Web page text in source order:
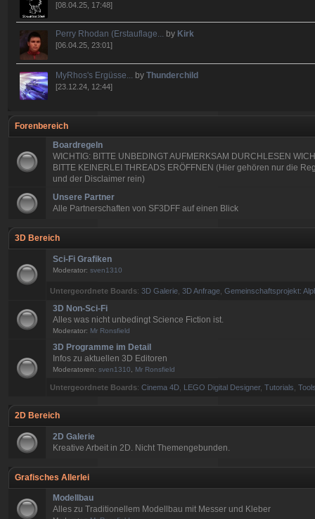
[08.04.25, 17:48]
Perry Rhodan (Erstauflage... by Kirk
[06.04.25, 23:01]
MyRhos's Ergüsse... byThunderchild
[23.12.24, 12:44]
Forenbereich
Boardregeln
WICHTIG: BITTE UNBEDINGT AUFMERKSAM DURCHLESEN
BITTE KEINERLEI THREADS ERÖFFNEN (Hier gehören nur die
und der Disclaimer rein)
Unsere Partner
Alle Partnerschaften von SF3DFF auf einen Blick
3D Bereich
Sci-Fi Grafiken
Moderator: sven1310
Untergeordnete Boards:3D Galerie ,3D Anfrage ,Gemeinschaftsprojekt:
3D Non-Sci-Fi
Alles was nicht unbedingt Science Fiction ist.
Moderator: Mr Ronsfield
3D Programme im Detail
Infos zu aktuellen 3D Editoren
Moderatoren: sven1310 Mr Ronsfield
Untergeordnete Boards:Cinema 4D LEGO Digital Designer,Tutorials ,
2D Bereich
2D Galerie
Kreative Arbeit in 2D. Nicht Themengebunden.
Grafisches Allerlei
Modellbau
Alles zu Traditionellem Modellbau mit Messer und Kleber